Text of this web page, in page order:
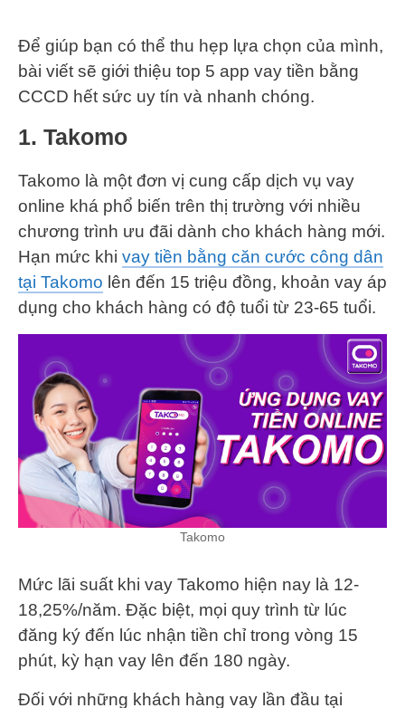
Để giúp bạn có thể thu hẹp lựa chọn của mình,
bài viết sẽ giới thiệu top 5 app vay tiền bằng
CCCD hết sức uy tín và nhanh chóng.
1. Takomo
Takomo là một đơn vị cung cấp dịch vụ vay
online khá phổ biến trên thị trường với nhiều
chương trình ưu đãi dành cho khách hàng mới.
Hạn mức khi vay tiền bằng căn cước công dân
tại Takomo lên đến 15 triệu đồng, khoản vay áp
dụng cho khách hàng có độ tuổi từ 23-65 tuổi.
Takomo
Mức lãi suất khi vay Takomo hiện nay là 12-
18,25%/năm. Đặc biệt, mọi quy trình từ lúc
đăng ký đến lúc nhận tiền chỉ trong vòng 15
phút, kỳ hạn vay lên đến 180 ngày.
Đối với những khách hàng vay lần đầu tại